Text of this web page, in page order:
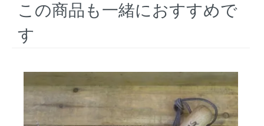
この商品も一緒におすすめで
す